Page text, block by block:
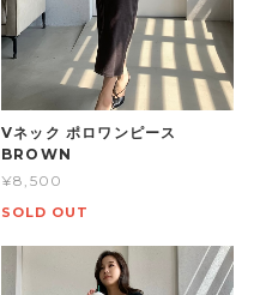
Vネック ポロワンピース
BROWN
¥8,500
SOLD OUT